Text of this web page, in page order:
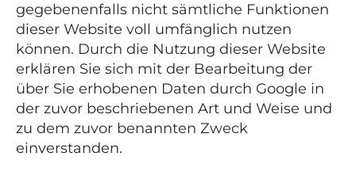
gegebenenfalls nicht sämtliche Funktionen
dieser Website voll umfänglich nutzen
können. Durch die Nutzung dieser Website
erklären Sie sich mit der Bearbeitung der
über Sie erhobenen Daten durch Google in
der zuvor beschriebenen Art und Weise und
zu dem zuvor benannten Zweck
einverstanden.